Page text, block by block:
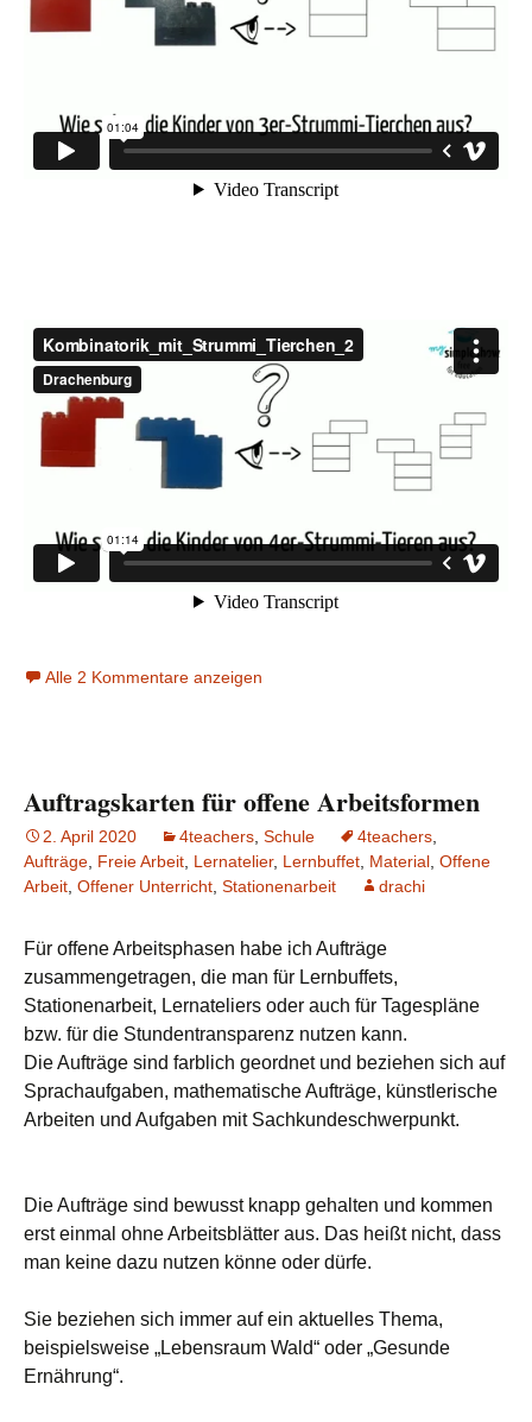
Alle 2 Kommentare anzeigen
Auftragskarten für offene Arbeitsformen
2. April 2020 4teachers Schule 4teachers
Aufträge Freie Arbeit Lernatelier, Lernbuffet Material Offene
Arbeit Offener Unterricht Stationenarbeit drachi
Für offene Arbeitsphasen habe ich Aufträge
zusammengetragen, die man für Lernbuffets,
Stationenarbeit, Lernateliers oder auch für Tagespläne
bzw. für die Stundentransparenz nutzen kann.
Die Aufträge sind farblich geordnet und beziehen sich auf
Sprachaufgaben, mathematische Aufträge, künstlerische
Arbeiten und Aufgaben mit Sachkundeschwerpunkt.
Die Aufträge sind bewusst knapp gehalten und kommen
erst einmal ohne Arbeitsblätter aus. Das heißt nicht, dass
man keine dazu nutzen könne oder dürfe.
Sie beziehen sich immer auf ein aktuelles Thema,
beispielsweise „Lebensraum Wald“ oder „Gesunde
Ernährung“.